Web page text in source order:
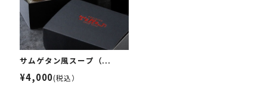
サムゲタン風スープ（...
¥4,000(税込）